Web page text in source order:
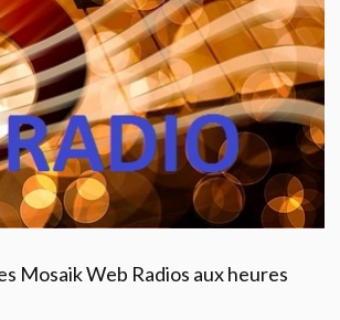
Mosaik Web Radios aux heures